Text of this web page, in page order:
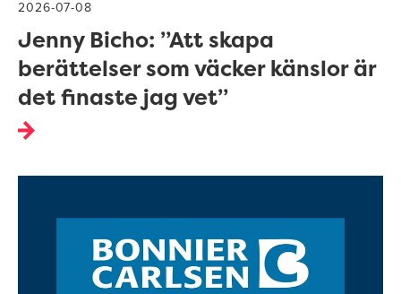
2026-07-08
Jenny Bicho: ”Att skapa
berättelser som väcker känslor är
det finaste jag vet”